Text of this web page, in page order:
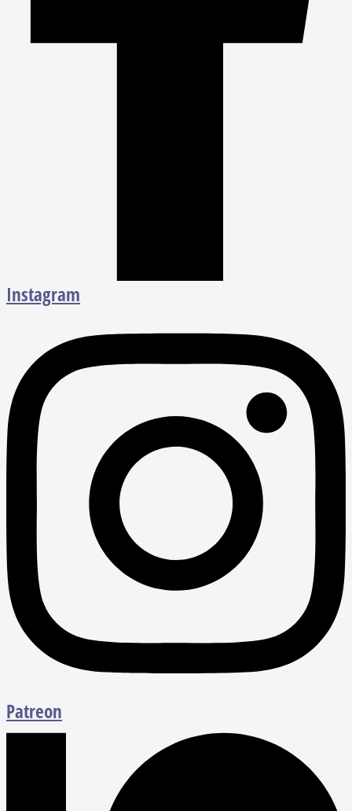
Instagram
Patreon